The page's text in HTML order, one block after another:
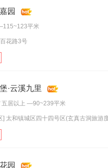
园
平米
花路3号
·云溪九里
五居以上 —90~239平米
] 太和镇城区四十四号区(玄真古洞旅游
园